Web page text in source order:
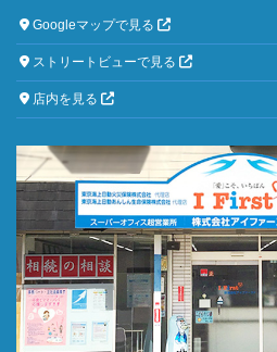
Googleマップで見る
ストリートビューで見る
店内を見る